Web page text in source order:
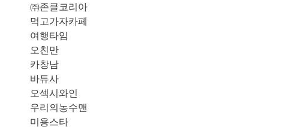
㈜존클코리아
먹고가자카페
여행타임
오친만
카창남
바튜사
오섹시와인
우리의농수맨
미용스타